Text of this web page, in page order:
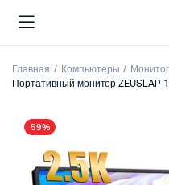
Главная Компьютеры
Портативный монитор ZEUSLAP
59%